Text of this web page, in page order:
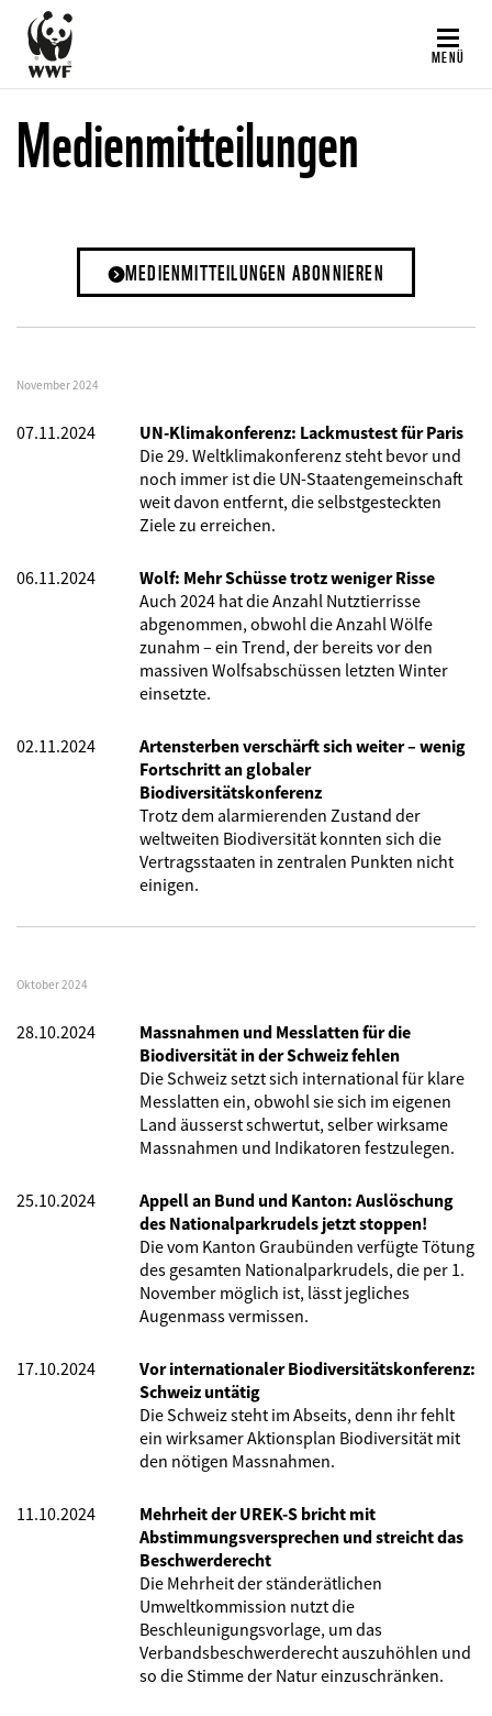
Direkt
zum
Inhalt
MENÜ
Medienmitteilungen
MEDIENMITTEILUNGEN ABONNIEREN
November 2024
07.11.2024
UN-Klimakonferenz: Lackmustest für Paris
Die 29. Weltklimakonferenz steht bevor und
noch immer ist die UN-Staatengemeinschaft
weit davon entfernt, die selbstgesteckten
Ziele zu erreichen.
06.11.2024
Wolf: Mehr Schüsse trotz weniger Risse
Auch 2024 hat die Anzahl Nutztierrisse
abgenommen, obwohl die Anzahl Wölfe
zunahm – ein Trend, der bereits vor den
massiven Wolfsabschüssen letzten Winter
einsetzte.
02.11.2024
Artensterben verschärft sich weiter – wenig
Fortschritt an globaler
Biodiversitätskonferenz
Trotz dem alarmierenden Zustand der
weltweiten Biodiversität konnten sich die
Vertragsstaaten in zentralen Punkten nicht
einigen.
Oktober 2024
28.10.2024
Massnahmen und Messlatten für die
Biodiversität in der Schweiz fehlen
Die Schweiz setzt sich international für klare
Messlatten ein, obwohl sie sich im eigenen
Land äusserst schwertut, selber wirksame
Massnahmen und Indikatoren festzulegen.
25.10.2024
Appell an Bund und Kanton: Auslöschung
des Nationalparkrudels jetzt stoppen!
Die vom Kanton Graubünden verfügte Tötung
des gesamten Nationalparkrudels, die per 1.
November möglich ist, lässt jegliches
Augenmass vermissen.
17.10.2024
Vor internationaler Biodiversitätskonferenz:
Schweiz untätig
Die Schweiz steht im Abseits, denn ihr fehlt
ein wirksamer Aktionsplan Biodiversität mit
den nötigen Massnahmen.
11.10.2024
Mehrheit der UREK-S bricht mit
Abstimmungsversprechen und streicht das
Beschwerderecht
Die Mehrheit der ständerätlichen
Umweltkommission nutzt die
Beschleunigungsvorlage, um das
Verbandsbeschwerderecht auszuhöhlen und
so die Stimme der Natur einzuschränken.